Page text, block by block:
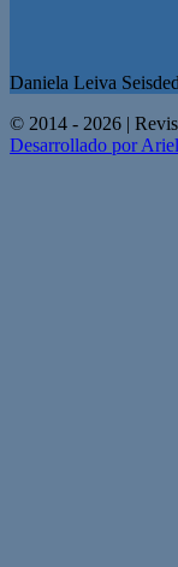
Daniela Leiva
© 2014 - 2026 |
Desarrollado por